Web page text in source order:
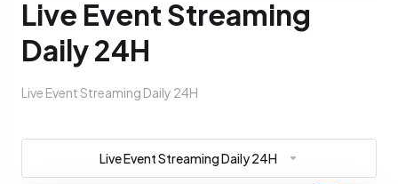
Live Event Streaming
Daily 24H
Live Event Streaming Daily 24H
Live Event Streaming Daily 24H